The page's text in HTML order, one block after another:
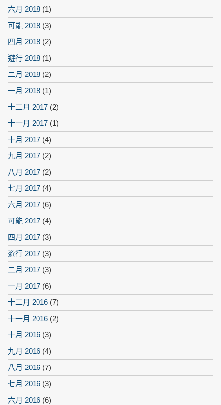
六月 2018 (1)
可能 2018 (3)
四月 2018 (2)
遊行 2018 (1)
二月 2018 (2)
一月 2018 (1)
十二月 2017 (2)
十一月 2017 (1)
十月 2017 (4)
九月 2017 (2)
八月 2017 (2)
七月 2017 (4)
六月 2017 (6)
可能 2017 (4)
四月 2017 (3)
遊行 2017 (3)
二月 2017 (3)
一月 2017 (6)
十二月 2016 (7)
十一月 2016 (2)
十月 2016 (3)
九月 2016 (4)
八月 2016 (7)
七月 2016 (3)
六月 2016 (6)